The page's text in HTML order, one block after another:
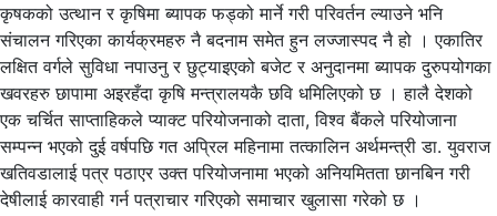
कृषकको उत्थान र कृषिमा ब्यापक फड्को मार्ने गरी परिवर्तन ल्याउने भनि
संचालन गरिएका कार्यक्रमहरु नै बदनाम समेत हुन लज्जास्पद नै हो । एकातिर
लक्षित वर्गले सुविधा नपाउनु र छुट्याइएको बजेट र अनुदानमा ब्यापक दुरुपयोगका
खवरहरु छापामा अइरहँदा कृषि मन्त्रालयकै छवि धमिलिएको छ । हालै देशको
एक चर्चित साप्ताहिकले प्याक्ट परियोजनाको दाता, विश्व बैंकले परियोजाना
सम्पन्न भएको दुई वर्षपछि गत अप्रिल महिनामा तत्कालिन अर्थमन्त्री डा. युवराज
खतिवडालाई पत्र पठाएर उक्त परियोजनामा भएको अनियमितता छानबिन गरी
देषीलाई कारवाही गर्न पत्राचार गरिएको समाचार खुलासा गरेको छ ।